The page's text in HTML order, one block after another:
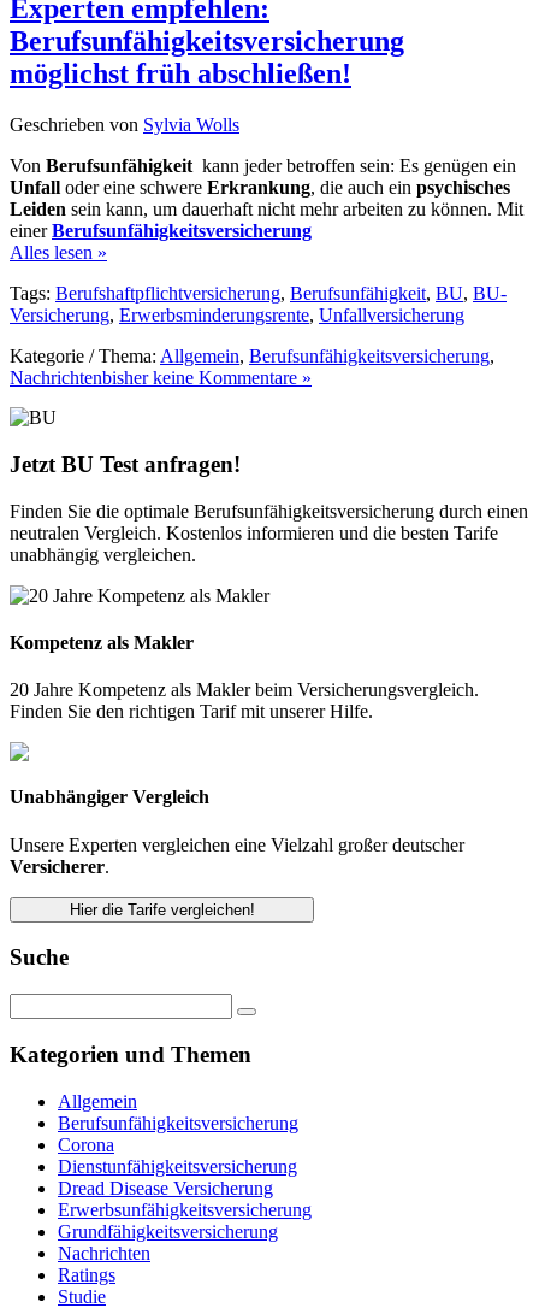
Experten empfehlen:
Berufsunfähigkeitsversicherung
möglichst früh abschließen!
Geschrieben von Sylvia Wolls
Von Berufsunfähigkeit kann jeder betroffen sein: Es genügen ein
Unfall oder eine schwere Erkrankung, die auch ein psychisches
Leiden sein kann, um dauerhaft nicht mehr arbeiten zu können. Mit
einerBerufsunfähigkeitsversicherung
Alles lesen »
Tags: Berufshaftpflichtversicherung, Berufsunfähigkeit, BU, BU-
Versicherung, Erwerbsminderungsrente, Unfallversicherung
Kategorie / Thema: Allgemein, Berufsunfähigkeitsversicherung,
Nachrichtenbisher keine Kommentare »
Jetzt BU Test anfragen!
Finden Sie die optimale Berufsunfähigkeitsversicherung durch einen
neutralen Vergleich. Kostenlos informieren und die besten Tarife
unabhängig vergleichen.
Kompetenz als Makler
20 Jahre Kompetenz als Makler beim Versicherungsvergleich.
Finden Sie den richtigen Tarif mit unserer Hilfe.
Unabhängiger Vergleich
Unsere Experten vergleichen eine Vielzahl großer deutscher
Versicherer.
Hier die Tarife vergleichen!
Suche
Kategorien und Themen
Allgemein
Berufsunfähigkeitsversicherung
Corona
Dienstunfähigkeitsversicherung
Dread Disease Versicherung
Erwerbsunfähigkeitsversicherung
Grundfähigkeitsversicherung
Nachrichten
Ratings
Studie